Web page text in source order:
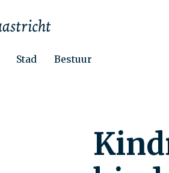
Stad Bestuur